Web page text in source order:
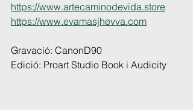
https://www.artecaminodevida.store
https://www.evamasjhevva.com
Gravació: CanonD90
Edició: Proart Studio Book i Audicity